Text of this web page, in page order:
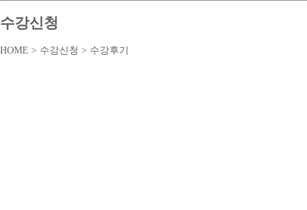
수강신청
HOME > 수강신청 > 수강후기